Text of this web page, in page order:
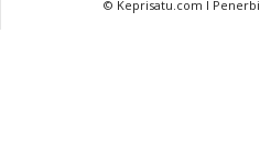
© Keprisatu.com I